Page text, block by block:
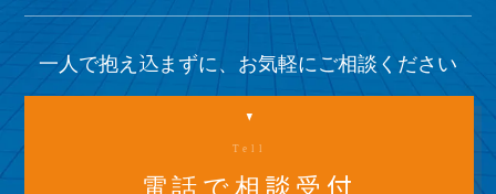
一人で抱え込まずに、お気軽にご相談ください
Tell
電話で相談受付